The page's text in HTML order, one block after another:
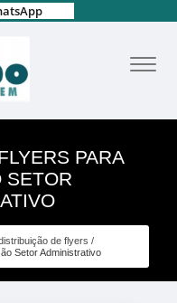
PARA
SETOR
de flyers
Setor Administrativo